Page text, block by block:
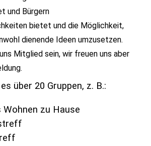
und Bürgern
bietet und die Möglichkeit,
dienende Ideen umzusetzen.
Mitglied sein, wir freuen uns aber
über 20 Gruppen, z. B.:
Wohnen zu Hause